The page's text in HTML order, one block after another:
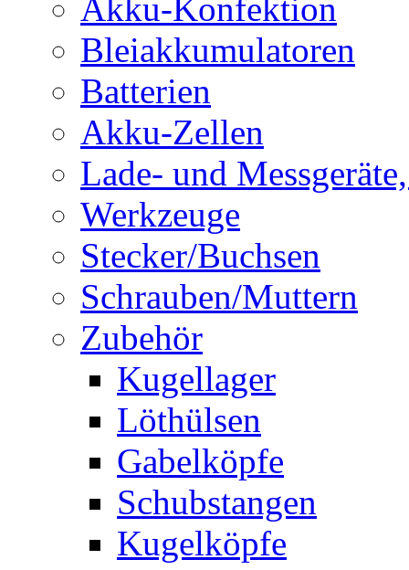
Akku-Konfektion
Bleiakkumulatoren
Batterien
Akku-Zellen
Lade- und
Werkzeuge
Stecker/Buchsen
Schrauben/Muttern
Zubehör
Kugellager
Löthülsen
Gabelköpfe
Schubstangen
Kugelköpfe